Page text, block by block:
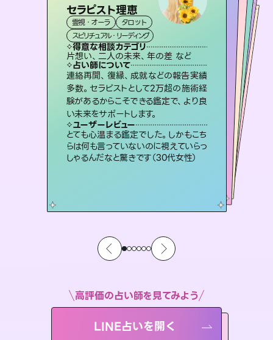
セラピスト理恵
霊視・オーラ
タロット
スピリチュアル・リーディング
得意な相談カテゴリ
片想い、二人の未来、年の差 など
占い師について
連絡再開、復縁、成就などの報告実績
多数。セラピストとして2万超の施術経
験があるからこそできる鑑定で、より良
い未来をサポートします。
ユーザーレビュー
とても心温まる鑑定でした。しかもこち
らは何も言っていないのに視えていらっ
しゃるんだなと驚きです（30代女性）
未来視師＊花
霊視・オーラ 心理学
スピリチュアル・リーディング
得意な相談カテゴリ
出逢い、片想い、復縁 など
占い師について
未来には何パターンもの選択肢があり
ます。不安で視えにくくなっているあな
たの素敵な未来を見つけ、その未来を
選択できるようアドバイスします。
ユーザーレビュー
職場の人の性質や人間関係、本心など
本当によく視えていてびっくり。対策が
打てて前向きになれます（40代）
桃源珠羽（とうげんみう）
霊視・オーラ
スピリチュアル・リーディング
得意な相談カテゴリ
片想い、あの人の気持ち、復縁 など
占い師について
恋愛のお悩みの中でも特に「曖昧な関
係」の相談を得意としており、友達以上
恋人未満なお相手との今後や本音を丁
寧に読み解き恋愛成就へと導きます。
ユーザーレビュー
鑑定していただいてアドバイス通りに行
動すると仲が復活してきました。ありが
とうございました（40代 女性）
彗望（すいぼう
霊視・オーラ
スピリチュアル・リーディング
得意な相談カテゴリ
片想い、あの人の気持ち、復縁 など
占い師について
3,700年以上の歴史を持つ東洋最古の占術「易占」で詳細まで占い、幸せへ向かう道筋を示します。厳しい結果にも具体的な対策をお伝えします。
ユーザーレビュー
複雑な背景もしっかり聞いて鑑定して
いただけました。気持ちが楽になりまし
た（50代 女性）
アイリス -iris-
西洋占星術
ルーン
得意な相談カテゴリ
恋愛総合、片想い、二人の未来 など
占い師について
復縁、恋愛、不倫の行方、同性愛や片
思い、仕事関係や借金問題まで知りた
いことや心の負担になっていることを
紐解き、背中をそっと押して導きます。
ユーザーレビュー
安心感のあり、言い切ってくれる所や濁
さない鑑定のおかげで、毎回自分の気
持ちを整えられます（30代 男性）
おう 霊感オラクル
霊視・オーラ
オラクルカード
得意な相談カテゴリ
恋愛総合、あの人の気持ち など
占い師について
霊視×オラクルカードを使って「今」と
「未来」そして「気になるあの人の気持
ち」まで丁寧に読み解き、恋や人生のヒ
ントを優しく引き出します。
ユーザーレビュー
不安な気持ちが嘘みたいに晴れまし
た…！よく視えていらっしゃるんだなと
感じました（40代 女性）
高評価の占い師を見てみよう
LINE占いを開く